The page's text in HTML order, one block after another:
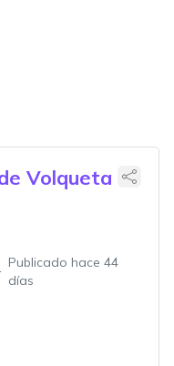
Volqueta
Publicado hace 44
días